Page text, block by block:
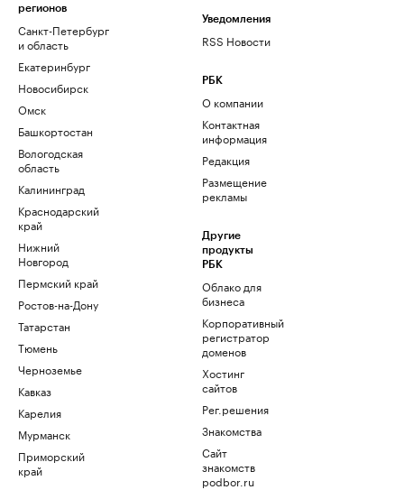
регионов
Санкт-Петербург
и область
Екатеринбург
Новосибирск
Омск
Башкортостан
Вологодская
область
Калининград
Краснодарский
край
Нижний
Новгород
Пермский край
Ростов-на-Дону
Татарстан
Тюмень
Черноземье
Кавказ
Карелия
Мурманск
Приморский
край
Уведомления
RSS Новости
РБК
О компании
Контактная
информация
Редакция
Размещение
рекламы
Другие
продукты
РБК
Облако для
бизнеса
Корпоративный
регистратор
доменов
Хостинг
сайтов
Рег.решения
Знакомства
Сайт
знакомств
podbor.ru